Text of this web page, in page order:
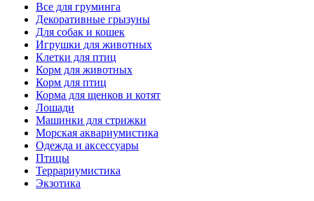
Все для груминга
Декоративные грызуны
Для собак и кошек
Игрушки для животных
Клетки для птиц
Корм для животных
Корм для птиц
Корма для щенков и котят
Лошади
Машинки для стрижки
Морская аквариумистика
Одежда и аксессуары
Птицы
Террариумистика
Экзотика